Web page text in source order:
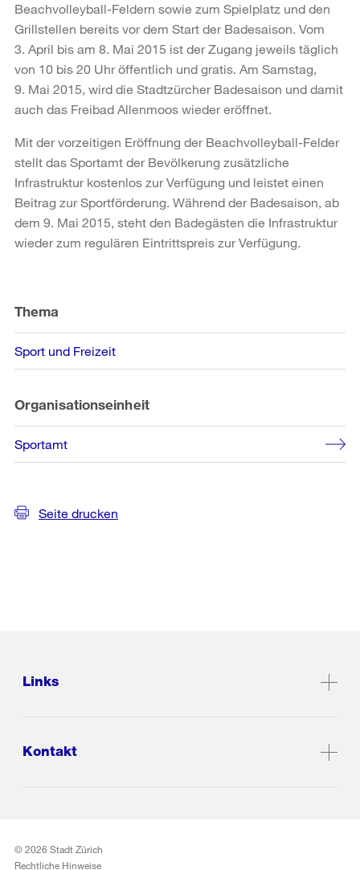
Beachvolleyball-Feldern sowie zum Spielplatz und den
Grillstellen bereits vor dem Start der Badesaison. Vom
3. April bis am 8. Mai 2015 ist der Zugang jeweils täglich
von 10 bis 20 Uhr öffentlich und gratis. Am Samstag,
9. Mai 2015, wird die Stadtzürcher Badesaison und damit
auch das Freibad Allenmoos wieder eröffnet.
Mit der vorzeitigen Eröffnung der Beachvolleyball-Felder
stellt das Sportamt der Bevölkerung zusätzliche
Infrastruktur kostenlos zur Verfügung und leistet einen
Beitrag zur Sportförderung. Während der Badesaison, ab
dem 9. Mai 2015, steht den Badegästen die Infrastruktur
wieder zum regulären Eintrittspreis zur Verfügung.
Informationen
Thema
Sport und Freizeit
Organisationseinheit
Sportamt
Seite drucken
Links
Kontakt
© 2026 Stadt Zürich
Rechtliche Hinweise